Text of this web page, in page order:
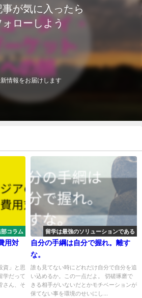
が気に入ったら
ォローしよう
情報をお届けします
コラム
用対
資」と思
学だって
さん、そ
留学は最強のソリューションである
自分の手綱は自分で握れ。離す
な。
誰も見てない時にどれだけ自分で自分を追
い込めるか。この一点だよ。 切磋琢磨で
きる相手がいないだとかモチベーションが
保てない事を環境のせいにし...